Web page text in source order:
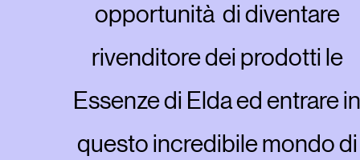
opportunità di diventare
rivenditore dei prodotti le
Essenze di Elda ed entrare
questo incredibile mondo di